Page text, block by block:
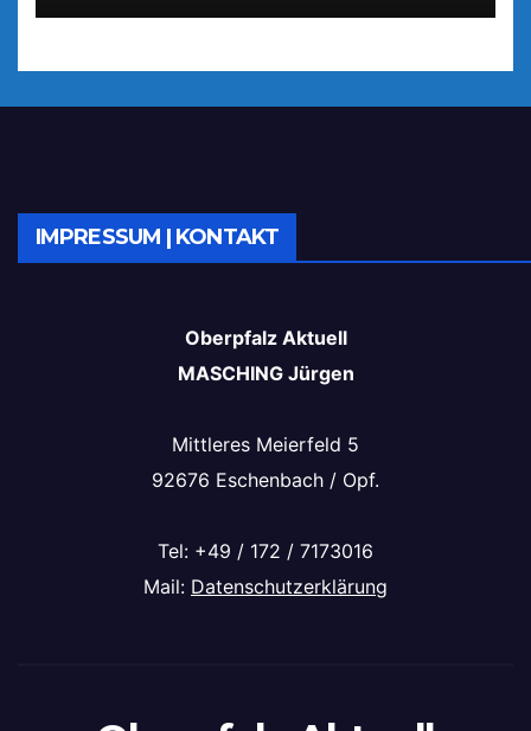
IMPRESSUM | KONTAKT
Oberpfalz Aktuell
MASCHING Jürgen
Mittleres Meierfeld 5
92676 Eschenbach / Opf.
Tel: +49 / 172 / 7173016
Mail: Datenschutzerklärung